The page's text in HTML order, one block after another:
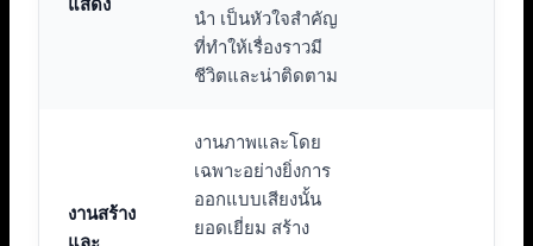
นำ เป็นหัวใจสำคัญ
ที่ทำให้เรื่องราวมี
ชีวิตและน่าติดตาม
งานสร้าง
และ
งานภาพและโดย
เฉพาะอย่างยิ่งการ
ออกแบบเสียงนั้น
ยอดเยี่ยม สร้าง